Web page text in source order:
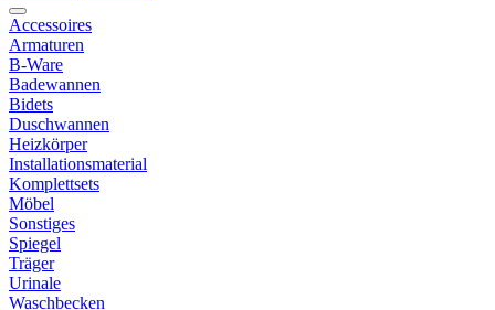
Accessoires
Armaturen
B-Ware
Badewannen
Bidets
Duschwannen
Heizkörper
Installationsmaterial
Komplettsets
Möbel
Sonstiges
Spiegel
Träger
Urinale
Waschbecken